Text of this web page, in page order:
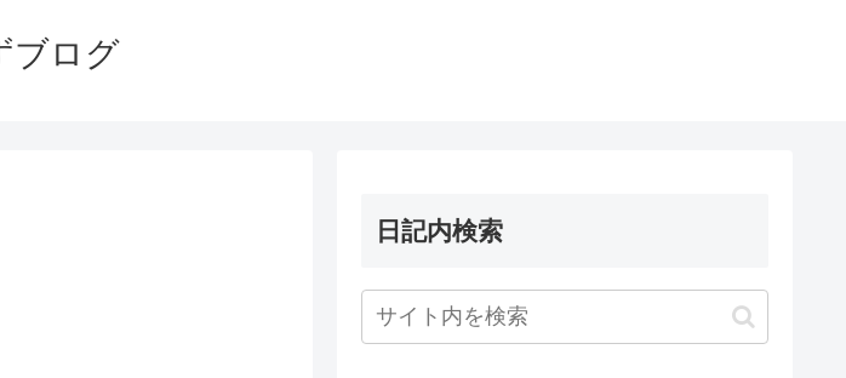
ブログ
日記内検索